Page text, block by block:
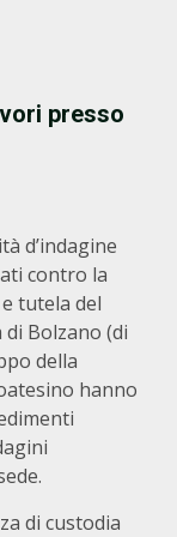
presso
d’indagine
contro la
tutela del
Bolzano (di
della
hanno
di custodia